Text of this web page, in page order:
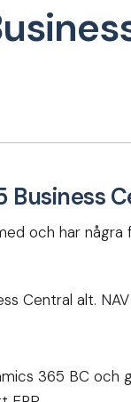
Business
och har några
Central alt. NAV
365 BC